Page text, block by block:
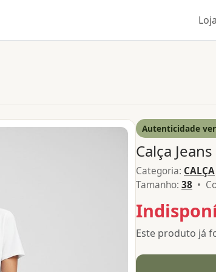
Loja
Autenticidade
Calça
Categoria: CALÇA
Tamanho: 38 •
Este produto já